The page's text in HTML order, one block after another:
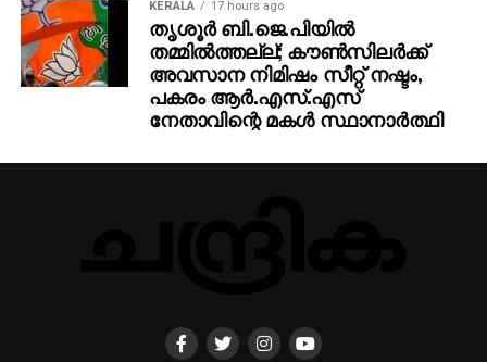
ശക്തനായ എഴുത്തുകാരന്‍. അദ്ദേഹം തൊട്ടതെല്ലാം
പൊന്നാക്കി. തീരാനഷ്ടം എന്നത് വെറും വാക്കല്ല.
ആള്‍ക്കൂട്ടത്തില്‍ തനിയെ എന്നത് അദ്ദേഹത്തിന്റെ
ജീവിത ദര്‍ശനമാണെന്ന് അദ്ദേഹം തെളിയിച്ചു. എല്ലാ
മേഖലയിലും അദ്ദേഹം മാതൃകയായിരുന്നു. മനുഷ്യന്റെ
KERALA 17 hours ago
തൃശൂര്‍ ബി.ജെ.പിയില്‍
തമ്മില്‍ത്തല്ല്; കൗണ്‍സിലര്‍ക്ക്
അവസാന നിമിഷം സീറ്റ് നഷ്ടം,
പകരം ആര്‍.എസ്.എസ്
നേതാവിന്റെ മകള്‍ സ്ഥാനാര്‍ത്ഥി